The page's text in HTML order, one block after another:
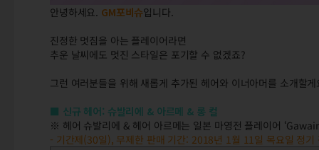
안녕하세요. GM포비슈입니다.
진정한 멋짐을 아는 플레이어라면
추운 날씨에도 멋진 스타일은 포기할 수 없겠죠?
그런 여러분들을 위해 새롭게 추가된 헤어와 이너아머를 소개할
■ 신규 헤어: 슈발리에 & 아르메 & 롱 컬
※ 헤어 슈발리에 & 헤어 아르메는 일본 마영전 플레이어
- 기간제(30일), 무제한 판매 기간: 2018년 1월 11일 목요일 정기